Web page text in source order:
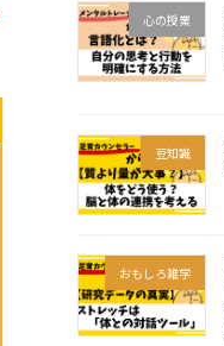
心の授業
豆知識
おもしろ雑学